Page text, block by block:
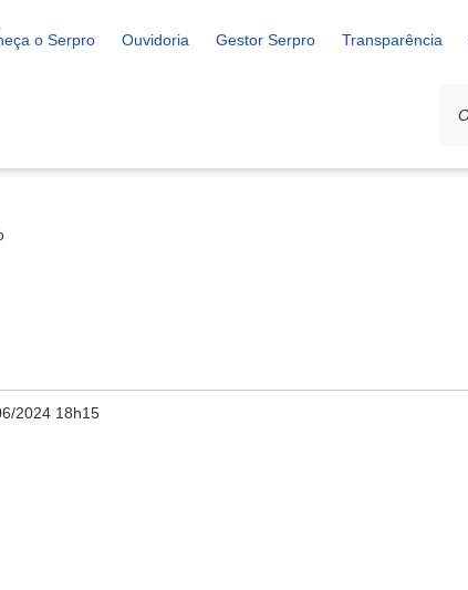
o Serpro Ouvidoria Gestor Serpro Transparência
2024 18h15